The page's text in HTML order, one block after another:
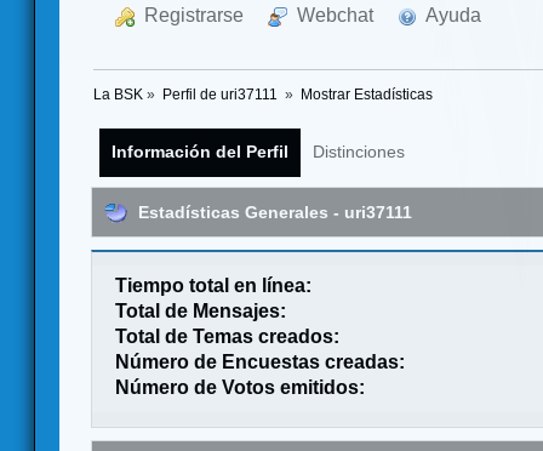
Registrarse Webchat Ayuda
La BSK » Perfil de uri37111 » Mostrar Estadísticas
Información del Perfil Distinciones
Estadísticas Generales - uri37111
Tiempo total en línea:
Total de Mensajes:
Total de Temas creados:
Número de Encuestas creadas:
Número de Votos emitidos: